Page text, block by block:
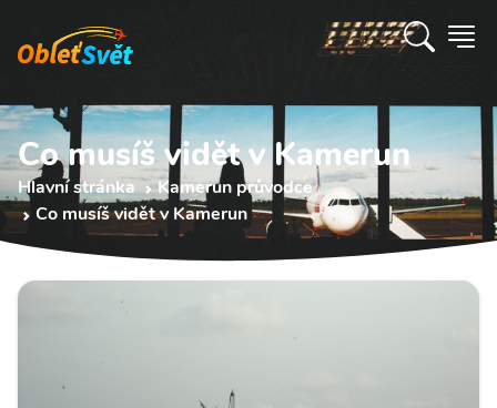
Co musíš vidět v Kamerun
Hlavní stránka
Kamerun průvodce
Co musíš vidět v Kamerun